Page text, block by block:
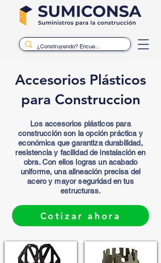
Accesorios Plásticos
para Construccion
Los accesorios plásticos para
construcción son la opción práctica y
económica que garantiza durabilidad,
resistencia y facilidad de instalación en
obra. Con ellos logras un acabado
uniforme, una alineación precisa del
acero y mayor seguridad en tus
estructuras.
Cotizar ahora